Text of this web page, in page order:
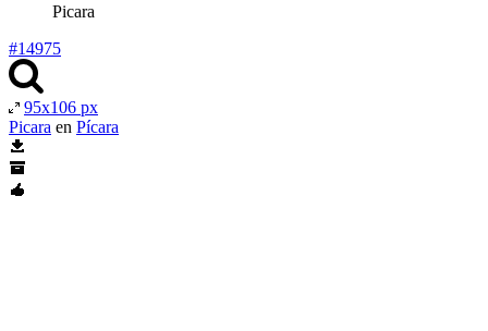
Picara
#14975
95x106 px
Picara en Pícara